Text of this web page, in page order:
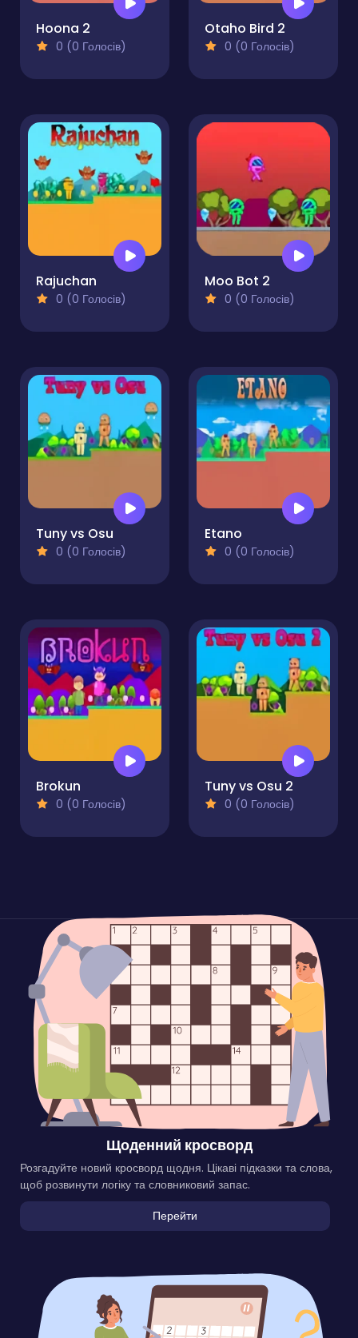
Hoona 2
0 (0 Голосів)
Otaho Bird 2
0 (0 Голосів)
Rajuchan
0 (0 Голосів)
Moo Bot 2
0 (0 Голосів)
Tuny vs Osu
0 (0 Голосів)
Etano
0 (0 Голосів)
Brokun
0 (0 Голосів)
Tuny vs Osu 2
0 (0 Голосів)
Щоденний кросворд
Розгадуйте новий кросворд щодня. Цікаві підказки та слова,
щоб розвинути логіку та словниковий запас.
Перейти